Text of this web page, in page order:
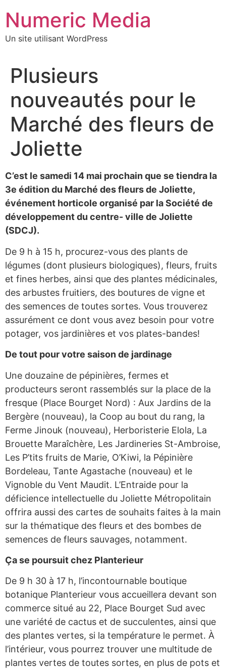
contenu
Numeric Media
Un site utilisant WordPress
Plusieurs
nouveautés pour le
Marché des fleurs de
Joliette
C’est le samedi 14 mai prochain que se tiendra la
3e édition du Marché des fleurs de Joliette,
événement horticole organisé par la Société de
développement du centre- ville de Joliette
(SDCJ).
De 9 h à 15 h, procurez-vous des plants de
légumes (dont plusieurs biologiques), fleurs, fruits
et fines herbes, ainsi que des plantes médicinales,
des arbustes fruitiers, des boutures de vigne et
des semences de toutes sortes. Vous trouverez
assurément ce dont vous avez besoin pour votre
potager, vos jardinières et vos plates-bandes!
De tout pour votre saison de jardinage
Une douzaine de pépinières, fermes et
producteurs seront rassemblés sur la place de la
fresque (Place Bourget Nord) : Aux Jardins de la
Bergère (nouveau), la Coop au bout du rang, la
Ferme Jinouk (nouveau), Herboristerie Elola, La
Brouette Maraîchère, Les Jardineries St-Ambroise,
Les P’tits fruits de Marie, O’Kiwi, la Pépinière
Bordeleau, Tante Agastache (nouveau) et le
Vignoble du Vent Maudit. L’Entraide pour la
déficience intellectuelle du Joliette Métropolitain
offrira aussi des cartes de souhaits faites à la main
sur la thématique des fleurs et des bombes de
semences de fleurs sauvages, notamment.
Ça se poursuit chez Planterieur
De 9 h 30 à 17 h, l’incontournable boutique
botanique Planterieur vous accueillera devant son
commerce situé au 22, Place Bourget Sud avec
une variété de cactus et de succulentes, ainsi que
des plantes vertes, si la température le permet. À
l’intérieur, vous pourrez trouver une multitude de
plantes vertes de toutes sortes, en plus de pots et